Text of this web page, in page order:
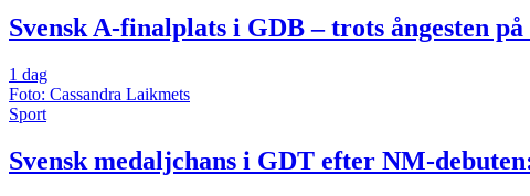
Svensk A-finalplats i GDB – trots ångesten
1 dag
Foto: Cassandra Laikmets
Sport
Svensk medaljchans i GDT efter NM-